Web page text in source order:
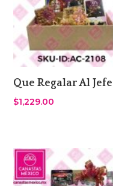
Que Regalar Al Jefe
$1,229.00